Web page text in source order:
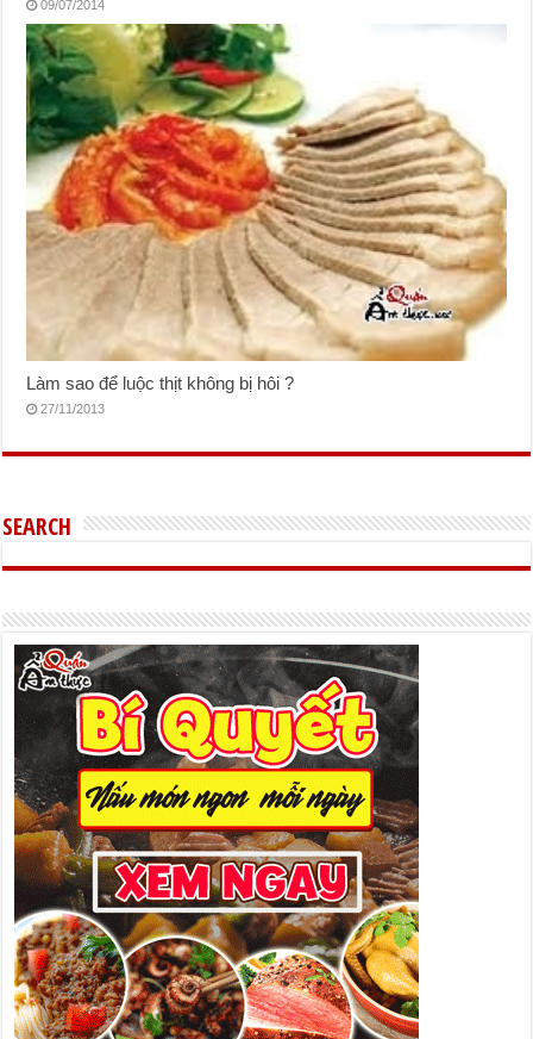
09/07/2014
Làm sao để luộc thịt không bị hôi ?
27/11/2013
SEARCH